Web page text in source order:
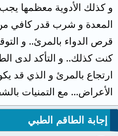
و كذلك الأدوية معظمها يجب
المعدة و شرب قدر كافي
قرص الدواء بالمرئ.. و
كنت كذلك.. و التأكد لدى
ارتجاع بالمرئ و الذي قد
الأعراض... مع التمنيات
إجابة الطاقم الطبي